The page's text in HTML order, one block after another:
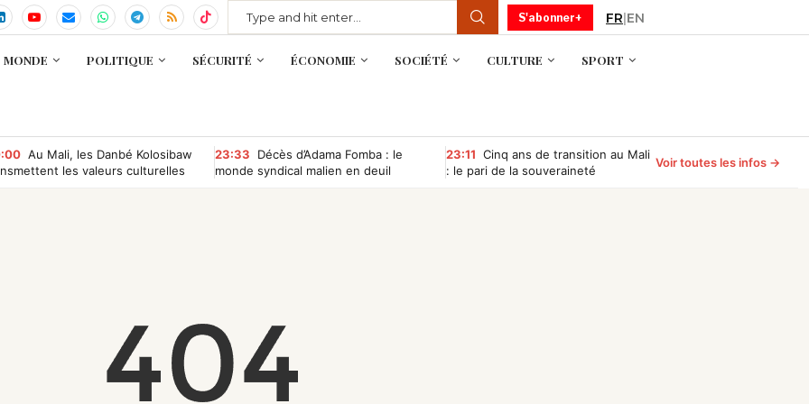
S'abonner+ FR|EN
MONDE POLITIQUE SÉCURITÉ ÉCONOMIE SOCIÉTÉ CULTURE SPORT
Au Mali, les Danbé Kolosibaw
les valeurs culturelles
23:33
Décès d’Adama Fomba : le
monde syndical malien en deuil
23:11 Cinq ans de transition au Mali
: le pari de la souveraineté
Voir toutes les infos →